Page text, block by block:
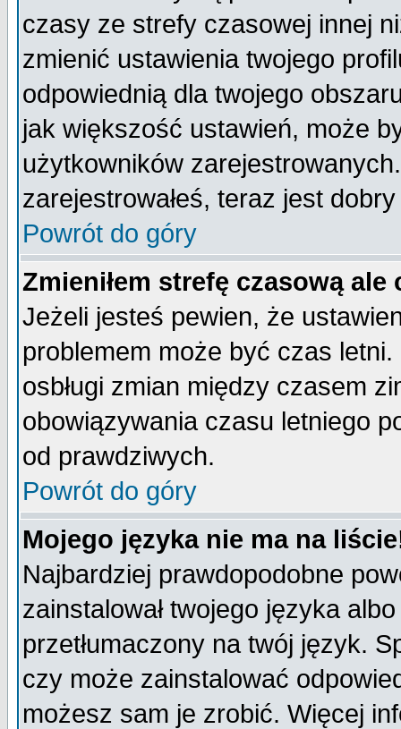
czasy ze strefy czasowej innej
zmienić ustawienia twojego
odpowiednią dla twojego
jak większość ustawień, może
użytkowników
zarejestrowałeś, teraz jest
Powrót do góry
Zmieniłem strefę czasową
Jeżeli jesteś pewien, że
problemem może być czas
osbługi zmian między czasem
obowiązywania czasu letniego
od prawdziwych.
Powrót do góry
Mojego języka nie ma na
Najbardziej prawdopodobne
zainstalował twojego języka
przetłumaczony na twój język.
czy może zainstalować
możesz sam je zrobić. Więcej